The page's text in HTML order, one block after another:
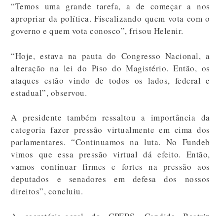
“Temos uma grande tarefa, a de começar a nos
apropriar da política. Fiscalizando quem vota com o
governo e quem vota conosco”, frisou Helenir.
“Hoje, estava na pauta do Congresso Nacional, a
alteração na lei do Piso do Magistério. Então, os
ataques estão vindo de todos os lados, federal e
estadual”, observou.
A presidente também ressaltou a importância da
categoria fazer pressão virtualmente em cima dos
parlamentares. “Continuamos na luta. No Fundeb
vimos que essa pressão virtual dá efeito. Então,
vamos continuar firmes e fortes na pressão aos
deputados e senadores em defesa dos nossos
direitos”, concluiu.